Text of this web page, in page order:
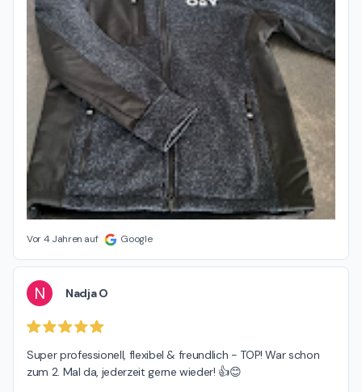
Vor 4 Jahren auf Google
N Nadja O
Super professionell, flexibel & freundlich - TOP! War schon
zum 2. Mal da, jederzeit gerne wieder! 👍😊